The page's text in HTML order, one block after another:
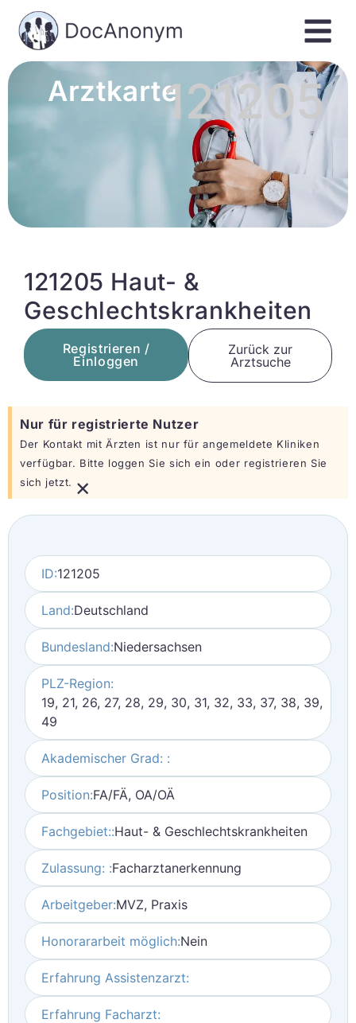
Arztkarte121205
121205 Haut- &
Geschlechtskrankheiten
Registrieren /
Einloggen
Zurück zur
Arztsuche
Nur für registrierte Nutzer
Der Kontakt mit Ärzten ist nur für angemeldete Kliniken
verfügbar. Bitte loggen Sie sich ein oder registrieren Sie
sich jetzt. ×
ID:121205
Land:Deutschland
Bundesland:Niedersachsen
PLZ-Region:
19, 21, 26, 27, 28, 29, 30, 31, 32, 33, 37, 38, 39,
49
Akademischer Grad: :
Position:FA/FÄ, OA/OÄ
Fachgebiet::Haut- & Geschlechtskrankheiten
Zulassung: :Facharztanerkennung
Arbeitgeber:MVZ, Praxis
Honorararbeit möglich:Nein
Erfahrung Assistenzarzt:
Erfahrung Facharzt: